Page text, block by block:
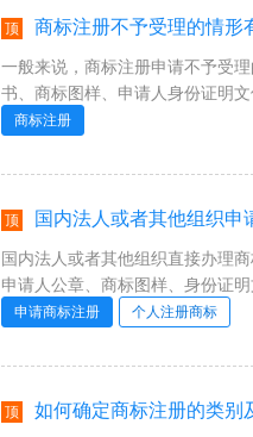
顶 商标注册不予受理的情形
一般来说，商标注册申请不予受
书、商标图样、申请人身份证明
的。·未按要求使用正确申请书式
商标注册
顶 国内法人或者其他组织申请商
国内法人或者其他组织直接办理
申请人公章、商标图样、身份证
标注统一社会信用代码的身份证
申请商标注册 个人注册商标
顶 如何确定商标注册的类别